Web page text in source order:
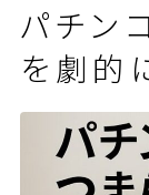
パチン
を劇的